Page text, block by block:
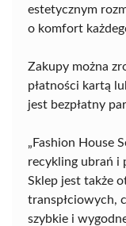
estetycznym
o komfort
Zakupy można
płatności kartą
jest bezpłatny
„Fashion House
recykling ubrań i
Sklep jest także
transpłciowych,
szybkie i